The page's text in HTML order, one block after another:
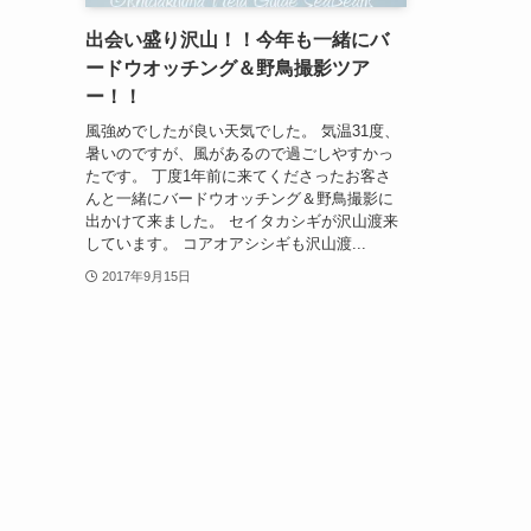
出会い盛り沢山！！今年も一緒にバ
ードウオッチング＆野鳥撮影ツア
ー！！
風強めでしたが良い天気でした。 気温31度、
暑いのですが、風があるので過ごしやすかっ
たです。 丁度1年前に来てくださったお客さ
んと一緒にバードウオッチング＆野鳥撮影に
出かけて来ました。 セイタカシギが沢山渡来
しています。 コアオアシシギも沢山渡...
2017年9月15日